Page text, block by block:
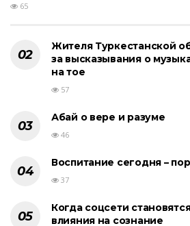
65
Жителя Туркестанской
за высказывания о
на тое
57
Абай о вере и разуме
46
Воспитание сегодня –
37
Когда соцсети
влияния на сознание